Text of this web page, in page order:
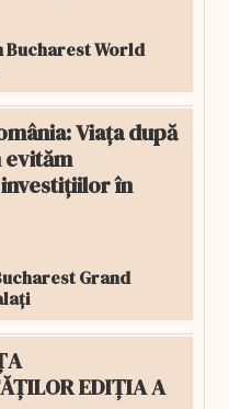
Bucharest World
Viața după
evităm
în
Grand
EDIȚIA A